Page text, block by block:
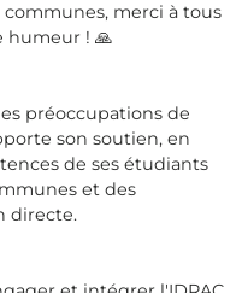
merci à tous
humeur ! 🙏
préoccupations de
son soutien, en
de ses étudiants
et des
directe.